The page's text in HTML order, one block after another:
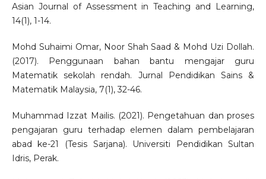
Asian Journal of Assessment in Teaching and Learning,
14(1), 1-14.
Mohd Suhaimi Omar, Noor Shah Saad & Mohd Uzi Dollah.
(2017). Penggunaan bahan bantu mengajar guru
Matematik sekolah rendah. Jurnal Pendidikan Sains &
Matematik Malaysia, 7(1), 32-46.
Muhammad Izzat Mailis. (2021). Pengetahuan dan proses
pengajaran guru terhadap elemen dalam pembelajaran
abad ke-21 (Tesis Sarjana). Universiti Pendidikan Sultan
Idris, Perak.